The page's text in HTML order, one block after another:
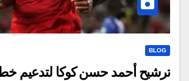
BLOG
ترشيح أحمد حسن كوكا لتدعيم